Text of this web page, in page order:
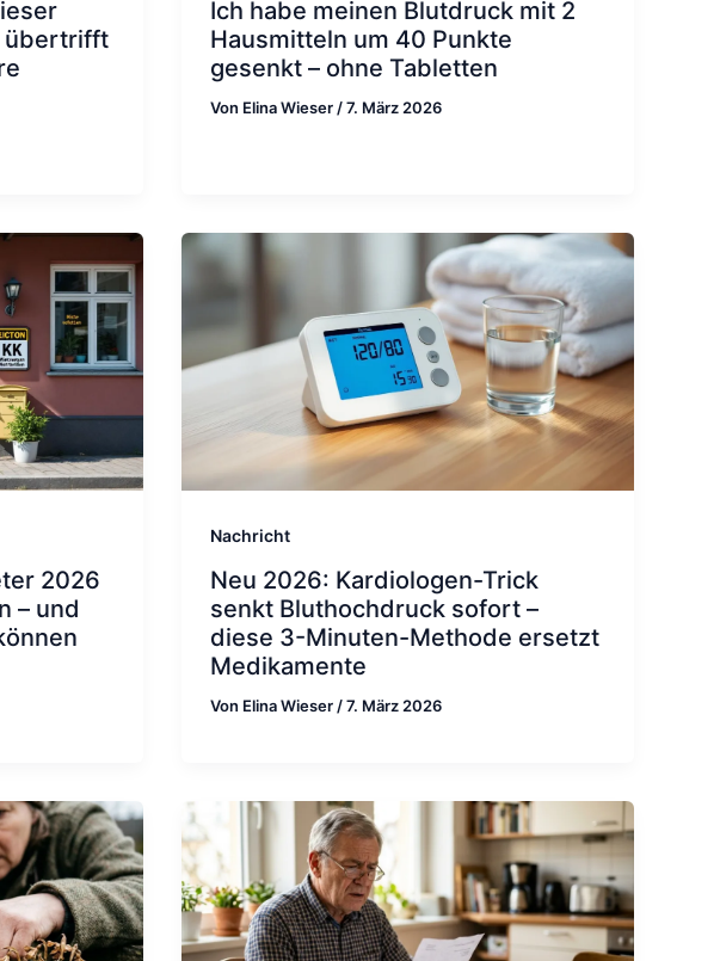
übertrifft
Ich habe meinen Blutdruck mit 2
Hausmitteln um 40 Punkte
gesenkt – ohne Tabletten
Von Elina Wieser /7. März 2026
2026
– und
Nachricht
Neu 2026: Kardiologen-Trick
senkt Bluthochdruck sofort –
diese 3-Minuten-Methode ersetzt
Medikamente
Von Elina Wieser /7. März 2026